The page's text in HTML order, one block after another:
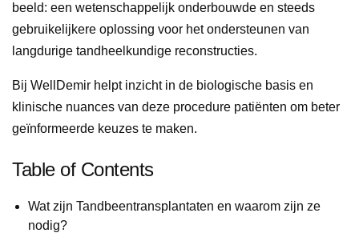
beeld: een wetenschappelijk onderbouwde en steeds
gebruikelijkere oplossing voor het ondersteunen van
langdurige tandheelkundige reconstructies.
Bij WellDemir helpt inzicht in de biologische basis en
klinische nuances van deze procedure patiënten om beter
geïnformeerde keuzes te maken.
Table of Contents
Wat zijn Tandbeentransplantaten en waarom zijn ze
nodig?